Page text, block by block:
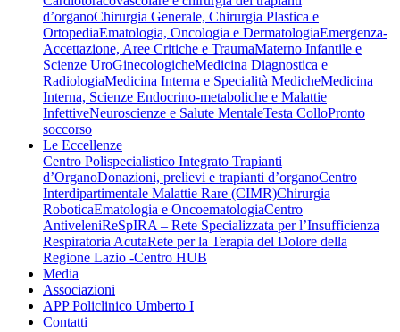
d’organoChirurgia Generale, Chirurgia Plastica e
OrtopediaEmatologia, Oncologia e DermatologiaEmergenza-
Accettazione, Aree Critiche e TraumaMaterno Infantile e
Scienze UroGinecologicheMedicina Diagnostica e
RadiologiaMedicina Interna e Specialità MedicheMedicina
Interna, Scienze Endocrino-metaboliche e Malattie
InfettiveNeuroscienze e Salute MentaleTesta ColloPronto
soccorso
Le Eccellenze
Centro Polispecialistico Integrato Trapianti
d’OrganoDonazioni, prelievi e trapianti d’organoCentro
Interdipartimentale Malattie Rare (CIMR)Chirurgia
RoboticaEmatologia e OncoematologiaCentro
AntiveleniReSpIRA – Rete Specializzata per l’Insufficienza
Respiratoria AcutaRete per la Terapia del Dolore della
Regione Lazio -Centro HUB
Media
Associazioni
APP Policlinico Umberto I
Contatti